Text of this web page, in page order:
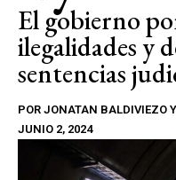
El gobierno
ilegalidades y
sentencias
POR JONATAN BALDIVIEZO
JUNIO 2, 2024